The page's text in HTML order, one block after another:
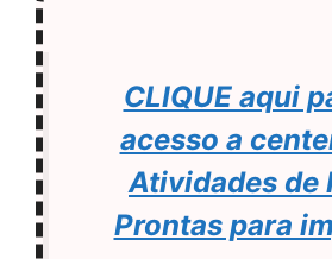
CLIQUE aqui
acesso a
Atividades de
Prontas para